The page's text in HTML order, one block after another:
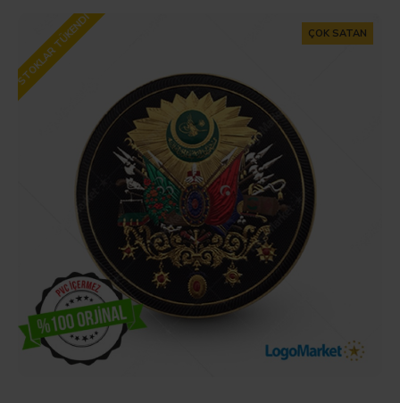
ÇOK SATAN
STOKLAR TÜKENDI